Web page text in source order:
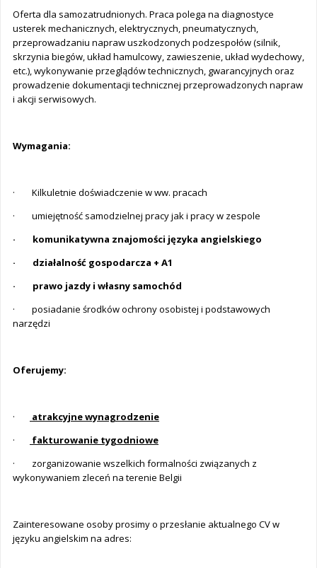
Oferta dla samozatrudnionych. Praca polega na diagnostyce
usterek mechanicznych, elektrycznych, pneumatycznych,
przeprowadzaniu napraw uszkodzonych podzespołów (silnik,
skrzynia biegów, układ hamulcowy, zawieszenie, układ wydechowy,
etc.), wykonywanie przeglądów technicznych, gwarancyjnych oraz
prowadzenie dokumentacji technicznej przeprowadzonych napraw
i akcji serwisowych.
Wymagania:
· Kilkuletnie doświadczenie w ww. pracach
· umiejętność samodzielnej pracy jak i pracy w zespole
· komunikatywna znajomości języka angielskiego
· działalność gospodarcza + A1
· prawo jazdy i własny samochód
· posiadanie środków ochrony osobistej i podstawowych
narzędzi
Oferujemy:
·
atrakcyjne wynagrodzenie
·
fakturowanie tygodniowe
· zorganizowanie wszelkich formalności związanych z
wykonywaniem zleceń na terenie Belgii
Zainteresowane osoby prosimy o przesłanie aktualnego CV w
języku angielskim na adres: